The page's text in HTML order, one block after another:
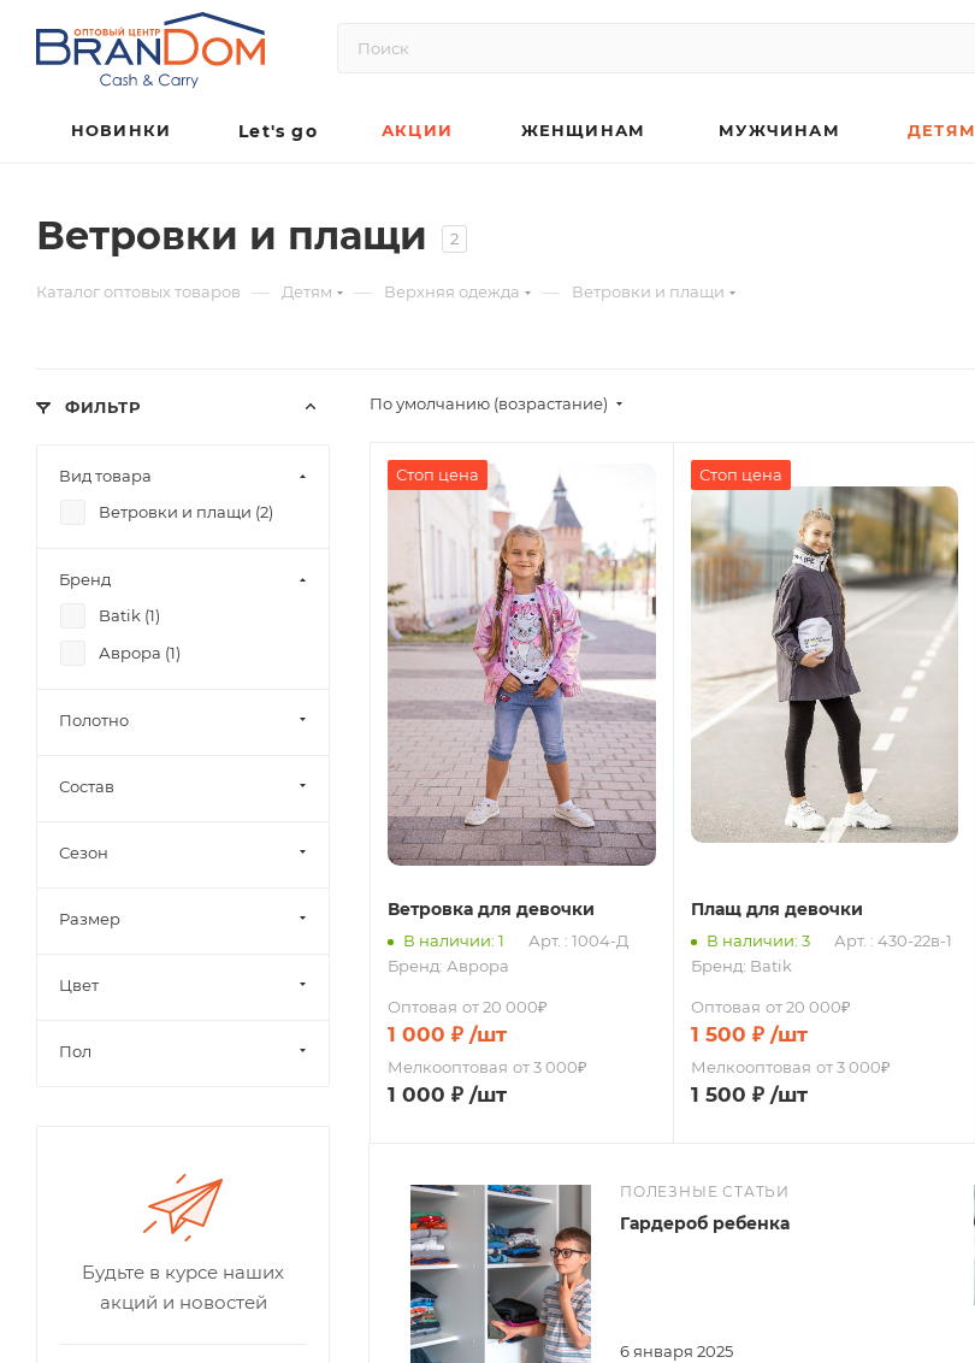
НОВИНКИ Let's go АКЦИИ ЖЕНЩИНАМ МУЖЧИНАМ ДЕТЯМ
Ветровки и плащи 2
Каталог оптовых товаров — Детям — Верхняя одежда — Ветровки и плащи
По умолчанию (возрастание)
Стоп цена
Ветровка для девочки
В наличии: 1
Арт. : 1004-Д
Бренд: Аврора
Оптовая от 20 000₽
1 000 ₽ /шт
Мелкооптовая от 3 000₽
1 000 ₽ /шт
Стоп цена
Плащ для девочки
В наличии: 3
Арт. : 430-22в-1
Бренд: Batik
Оптовая от 20 000₽
1 500 ₽ /шт
Мелкооптовая от 3 000₽
1 500 ₽ /шт
ПОЛЕЗНЫЕ СТАТЬИ
6 января 2025
Гардероб ребенка
ФИЛЬТР
Вид товара
Ветровки и плащи (2)
Бренд
Batik (1)
Аврора (1)
Полотно
Состав
Сезон
Размер
Цвет
Пол
Будьте в курсе наших
акций и новостей